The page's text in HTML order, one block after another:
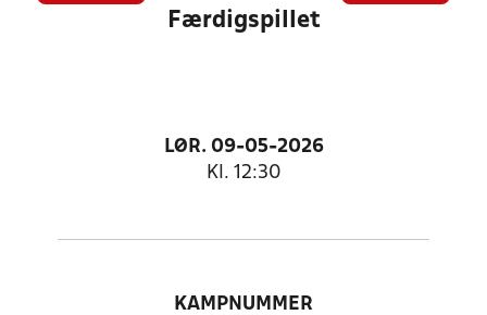
Færdigspillet
LØR. 09-05-2026
Kl. 12:30
KAMPNUMMER